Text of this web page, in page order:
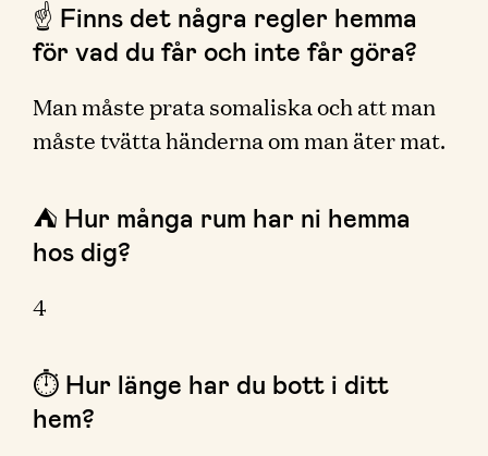
☝️ Finns det några regler hemma
för vad du får och inte får göra?
Man måste prata somaliska och att man
måste tvätta händerna om man äter mat.
⛺️ Hur många rum har ni hemma
hos dig?
4
⏱ Hur länge har du bott i ditt
hem?